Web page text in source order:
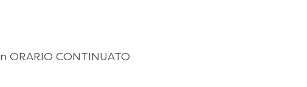
CONTINUATO